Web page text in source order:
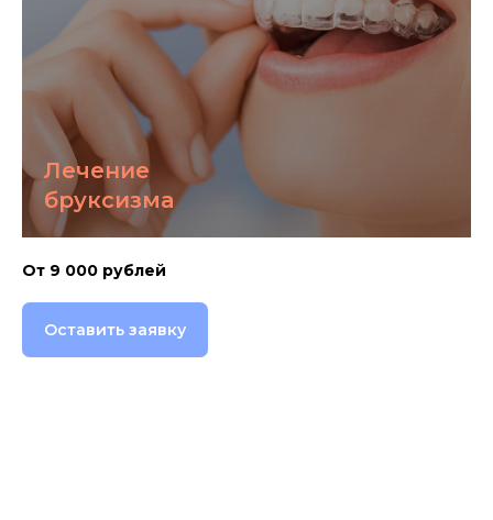
Лечение
бруксизма
От 9 000 рублей
Оставить заявку